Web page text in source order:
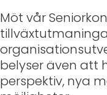
Möt vår
belyser även att
perspektiv, nya